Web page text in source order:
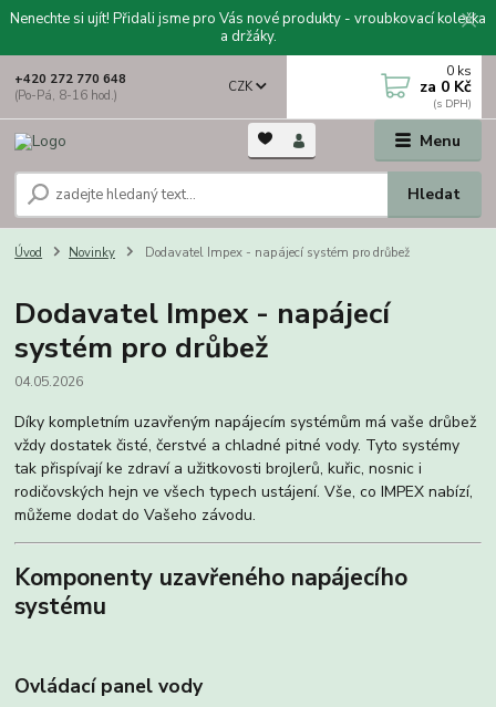
Nenechte si ujít! Přidali jsme pro Vás nové produkty - vroubkovací kolečka
a držáky.
Menu
CZK
Hledat
+420 272 770 648
(Po-Pá, 8-16 hod.)
0 ks
za 0 Kč
Úvod Novinky Dodavatel Impex - napájecí systém pro drůbež
Dodavatel Impex - napájecí
systém pro drůbež
04.05.2026
Díky kompletním uzavřeným napájecím systémům má vaše drůbež
vždy dostatek čisté, čerstvé a chladné pitné vody. Tyto systémy
tak přispívají ke zdraví a užitkovosti brojlerů, kuřic, nosnic i
rodičovských hejn ve všech typech ustájení. Vše, co IMPEX nabízí,
můžeme dodat do Vašeho závodu.
Komponenty uzavřeného napájecího
systému
Ovládací panel vody